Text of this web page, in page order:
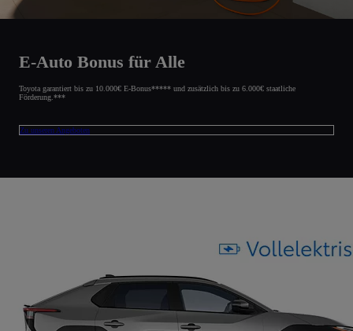
E-Auto Bonus für Alle
Toyota garantiert bis zu 10.000€ E-Bonus***** und zusätzlich bis zu 6.000€ staatliche
Förderung.***
Zu unseren Angeboten